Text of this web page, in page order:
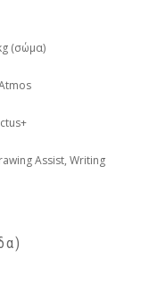
(σώμα)
Assist, Writing